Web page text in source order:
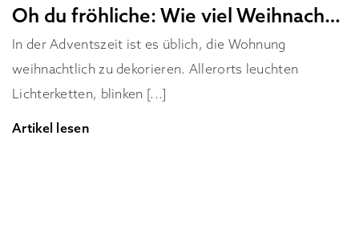
Oh du fröhliche: Wie viel Weihnachten ist okay?
In der Adventszeit ist es üblich, die Wohnung
weihnachtlich zu dekorieren. Allerorts leuchten
Lichterketten, blinken [...]
Artikel lesen